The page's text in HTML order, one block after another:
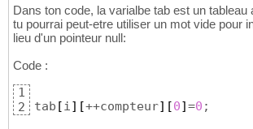
18
19
20
21
22
23
24
25
do{
/* -ed- NULL remplace
}
/* -ed- Gné ? Et 'compteur'
Dans ton code, la varialbe tab est un tableau
tu pourrai peut-etre utiliser un mot vide pour
lieu d'un pointeur null:
Code :
1
2
tab [i] [++compteur] [0]=0 ;